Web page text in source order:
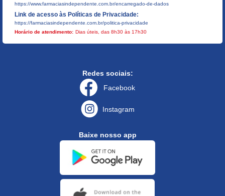
https://www.farmaciasindependente.com.br/encarregado-de-dados
Link de acesso às Políticas de Privacidade:
https://farmaciasindependente.com.br/politica-privacidade
Horário de atendimento: Dias úteis, das 8h30 às 17h30
Redes sociais:
Facebook
Instagram
Baixe nosso app